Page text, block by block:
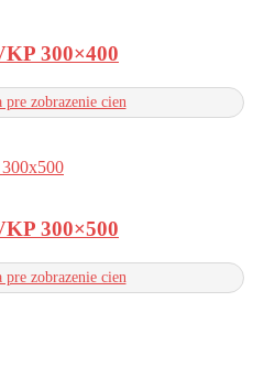
300×400
pre zobrazenie cien
300×500
pre zobrazenie cien